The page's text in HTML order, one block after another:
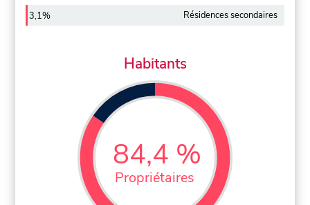
3,1% Résidences secondaires
Habitants
84,4 %
Propriétaires